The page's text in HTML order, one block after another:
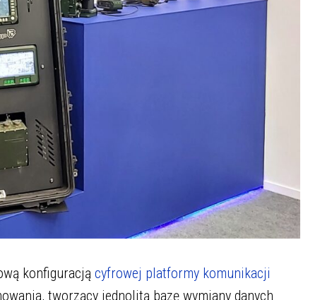
konfiguracjącyfrowej platformy komunikacji
tworzący jednolitą bazę wymiany danych